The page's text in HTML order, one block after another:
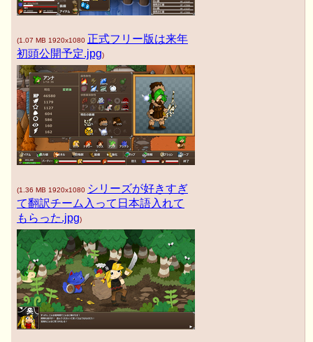
(1.07 MB 1920x1080 正式フリー版は来年
初頭公開予定.jpg)
(1.36 MB 1920x1080 シリーズが好きすぎ
て翻訳チーム入って日本語入れて
もらった.jpg)